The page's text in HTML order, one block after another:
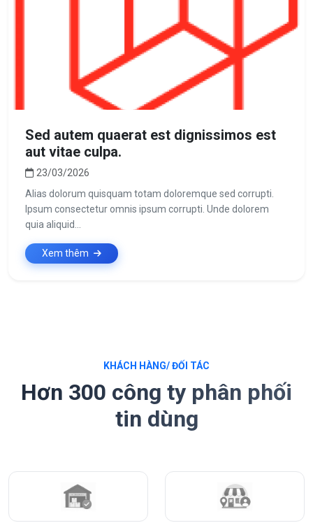
Sed autem quaerat est dignissimos est
aut vitae culpa.
23/03/2026
Alias dolorum quisquam totam doloremque sed corrupti.
Ipsum consectetur omnis ipsum corrupti. Unde dolorem
quia aliquid...
Xem thêm
KHÁCH HÀNG/ ĐỐI TÁC
Hơn 300 công ty phân phối
tin dùng